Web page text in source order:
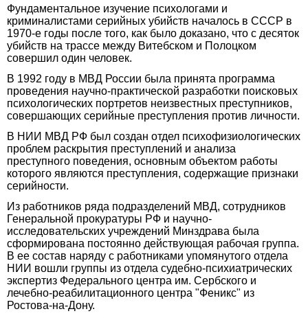
Фундаментальное изучение психологами и
криминалистами серийных убийств началось в СССР в
1970-е годы после того, как было доказано, что с десяток
убийств на трассе между Витебском и Полоцком
совершил один человек.
В 1992 году в МВД России была принята программа
проведения научно-практической разработки поисковых
психологических портретов неизвестных преступников,
совершающих серийные преступления против личности.
В НИИ МВД РФ был создан отдел психофизиологических
проблем раскрытия преступлений и анализа
преступного поведения, основным объектом работы
которого являются преступления, содержащие признаки
серийности.
Из работников ряда подразделений МВД, сотрудников
Генеральной прокуратуры РФ и научно-
исследовательских учреждений Минздрава была
сформирована постоянно действующая рабочая группа.
В ее состав наряду с работниками упомянутого отдела
НИИ вошли группы из отдела судебно-психиатрических
экспертиз Федерального центра им. Сербского и
лечебно-реабилитационного центра "Феникс" из
Ростова-на-Дону.